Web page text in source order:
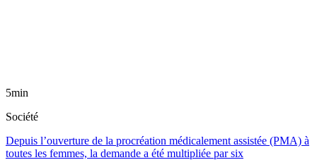
5min
Société
Depuis l’ouverture de la procréation médicalement assistée (PMA) à
toutes les femmes, la demande a été multipliée par six